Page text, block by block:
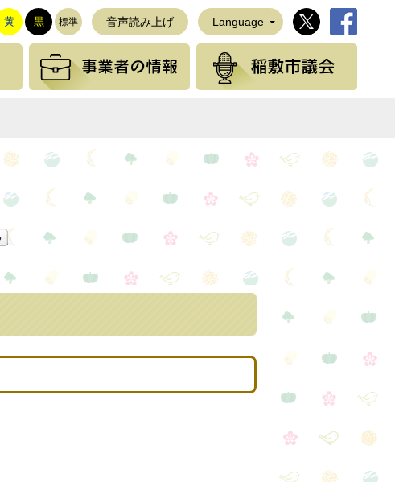
黄 黒 標準 音声読み上げ Language 稲敷市公式
観光の情報 事業者の情報
LINEで送る